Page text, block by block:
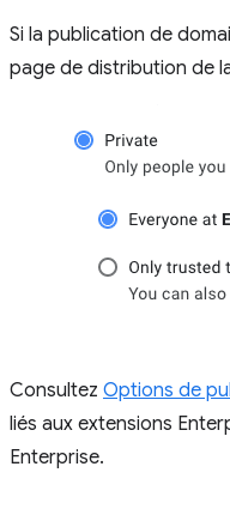
Si la publication de
page de distribution de
Consultez Options de
liés aux extensions
Enterprise.